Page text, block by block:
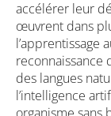
accélérer leur
œuvrent dans
l’apprentissage
reconnaissance
des langues
l’intelligence